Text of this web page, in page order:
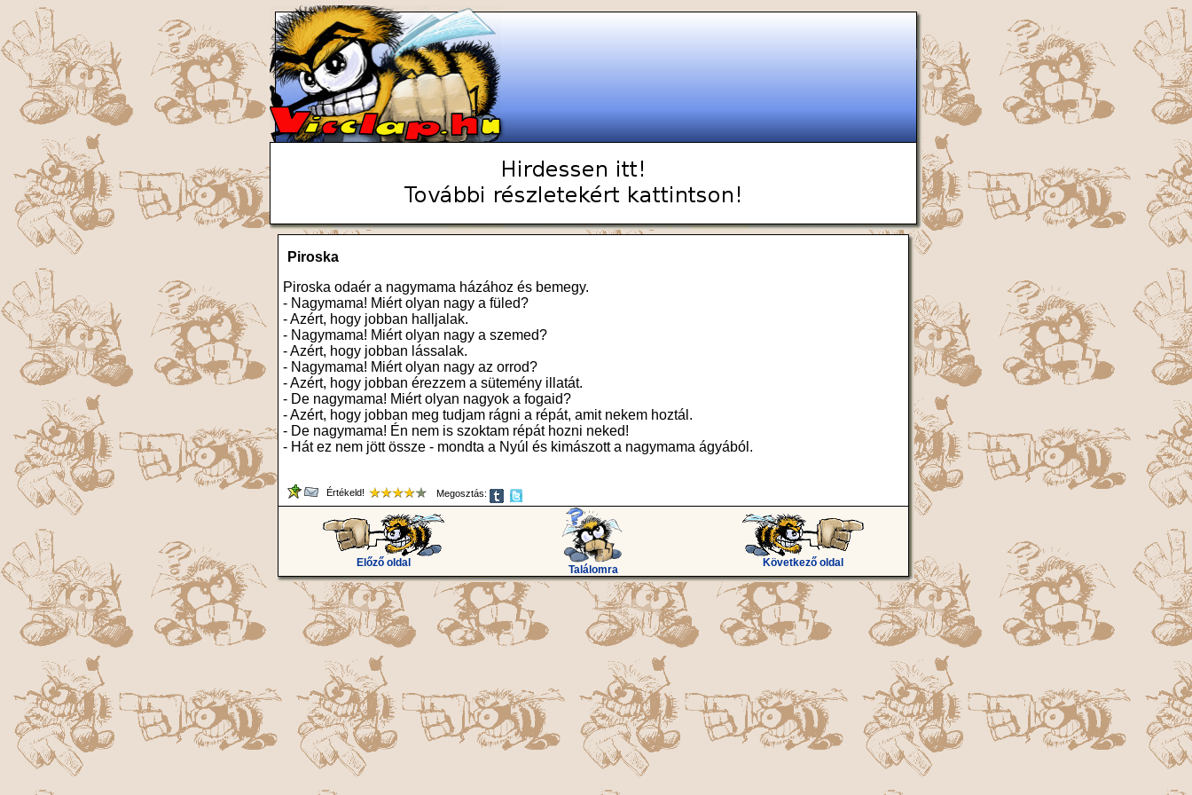
Piroska
Piroska odaér a nagymama házához és bemegy.
- Nagymama! Miért olyan nagy a füled?
- Azért, hogy jobban halljalak.
- Nagymama! Miért olyan nagy a szemed?
- Azért, hogy jobban lássalak.
- Nagymama! Miért olyan nagy az orrod?
- Azért, hogy jobban érezzem a sütemény illatát.
- De nagymama! Miért olyan nagyok a fogaid?
- Azért, hogy jobban meg tudjam rágni a répát, amit nekem hoztál.
- De nagymama! Én nem is szoktam répát hozni neked!
- Hát ez nem jött össze - mondta a Nyúl és kimászott a nagymama ágyából.
Értékeld! Megosztás:
Előző oldal
Találomra
Következő oldal